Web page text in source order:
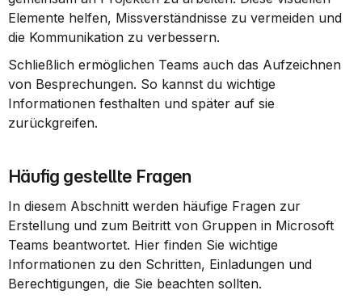
Elemente helfen, Missverständnisse zu vermeiden und
die Kommunikation zu verbessern.
Schließlich ermöglichen Teams auch das Aufzeichnen
von Besprechungen. So kannst du wichtige
Informationen festhalten und später auf sie
zurückgreifen.
Häufig gestellte Fragen
In diesem Abschnitt werden häufige Fragen zur
Erstellung und zum Beitritt von Gruppen in Microsoft
Teams beantwortet. Hier finden Sie wichtige
Informationen zu den Schritten, Einladungen und
Berechtigungen, die Sie beachten sollten.